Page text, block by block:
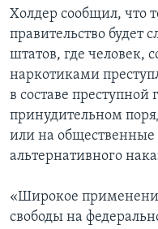
Холдер сообщил, что
правительство будет
штатов, где человек,
наркотиками
в составе
принудительном
или на общественные
альтернативного
«Широкое
свободы на